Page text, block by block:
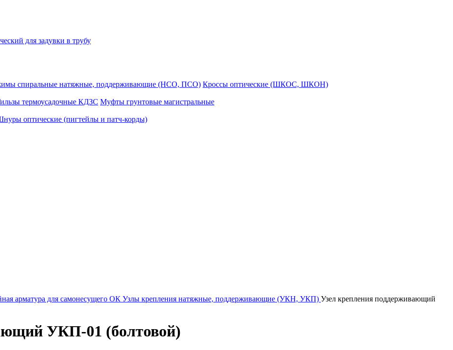
для задувки в трубу
спиральные натяжные, поддерживающие (НСО, ПСО) Кроссы оптические (ШКОС, ШКОН)
термоусадочные КДЗС Муфты грунтовые магистральные
оптические (пигтейлы и патч-корды)
арматура для самонесущего ОК Узлы крепления натяжные, поддерживающие (УКН, УКП) Узел крепления поддерживающий
УКП-01 (болтовой)